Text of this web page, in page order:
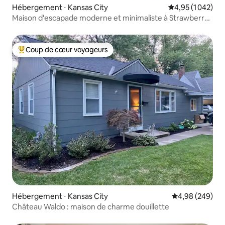
Hébergement ⋅ Kansas City Évaluation
4,95 (1 042)
Maison d'escapade moderne et minimaliste à Strawberry
Coups de cœur voyageurs les plus appréciés
Coup de cœur voyageurs
Hébergement ⋅ Kansas City Évaluation
4,98 (249)
Château Waldo : maison de charme douillette